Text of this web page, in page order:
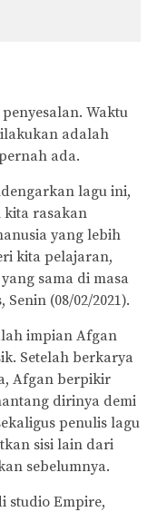
Waktu
adalah
ada.
lagu ini,
kita rasakan
yang lebih
kita pelajaran,
sama di masa
(08/02/2021).
impian Afgan
Setelah berkarya
Afgan berpikir
dirinya demi
penulis lagu
sisi lain dari
sebelumnya.
studio Empire,